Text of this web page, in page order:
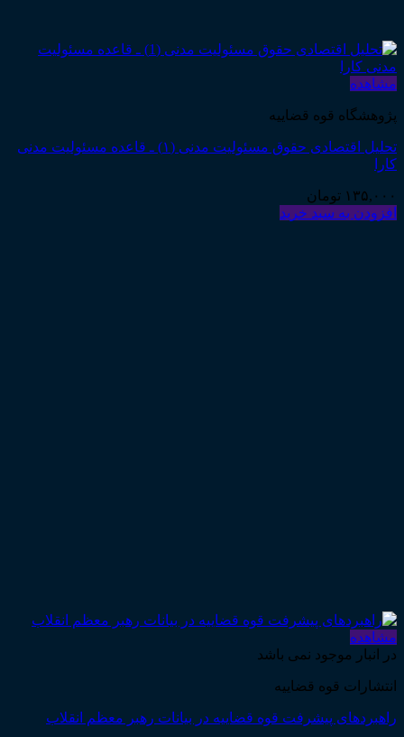
مشاهده
پژوهشگاه قوه قضاییه
تحلیل اقتصادی حقوق مسئولیت مدنی (۱) ـ قاعده مسئولیت مدنی
کارا
۱۳۵,۰۰۰ تومان
افزودن به سبد خرید
مشاهده
در انبار موجود نمی باشد
انتشارات قوه قضاییه
راهبردهای پیشرفت قوه قضاییه در بیانات رهبر معظم انقلاب